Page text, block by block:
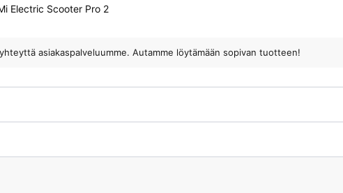
Electric Scooter Pro 2
asiakaspalveluumme. Autamme löytämään sopivan tuotteen!